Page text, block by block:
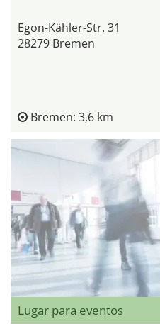
Egon-Kähler-Str. 31
28279 Bremen
Bremen: 3,6 km
Lugar para eventos